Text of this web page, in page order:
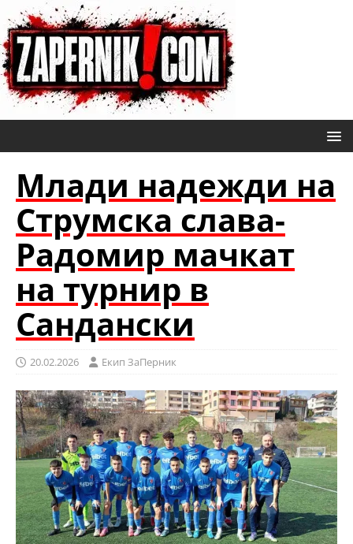
Млади надежди на
Струмска слава-
Радомир мачкат
на турнир в
Сандански
20.02.2026 Eкип ЗаПерник